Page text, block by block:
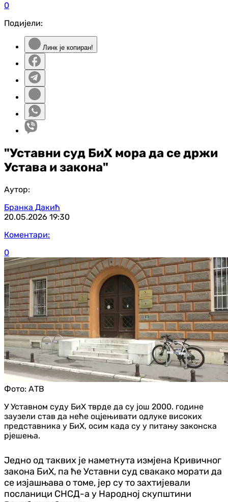
0
Подијели:
Линк је копиран!
"Уставни суд БиХ мора да се држи
Устава и закона"
Аутор:
Бранка Дакић
20.05.2026 19:30
Коментари:
0
Фото: АТВ
У Уставном суду БиХ тврде да су још 2000. године
заузели став да неће оцјењивати одлуке високих
представника у БиХ, осим када су у питању законска
рјешења.
Једно од таквих је наметнута измјена Кривичног
закона БиХ, па ће Уставни суд свакако морати да
се изјашњава о томе, јер су то захтијевали
посланици СНСД-а у Народној скупштини